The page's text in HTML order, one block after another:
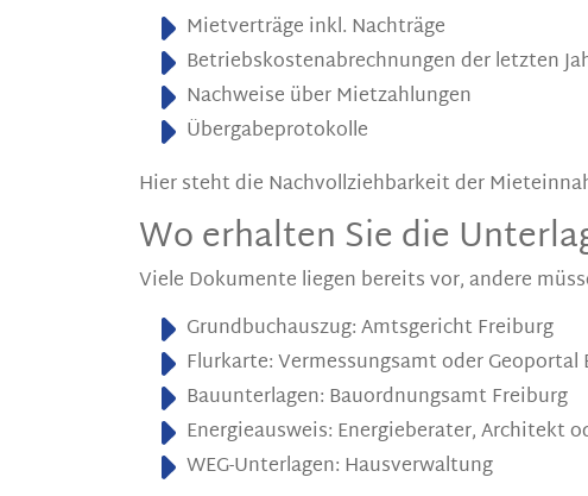
Mietverträge inkl. Nachträge
Betriebskostenabrechnungen der letzten
Nachweise über Mietzahlungen
Übergabeprotokolle
Hier steht die Nachvollziehbarkeit der
Wo erhalten Sie die
Viele Dokumente liegen bereits vor, andere
Grundbuchauszug: Amtsgericht Freiburg
Flurkarte: Vermessungsamt oder
Bauunterlagen: Bauordnungsamt Freiburg
Energieausweis: Energieberater, Architekt
WEG-Unterlagen: Hausverwaltung